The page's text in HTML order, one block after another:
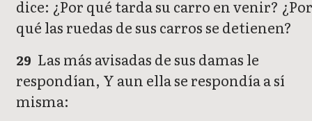
dice: ¿Por qué tarda su carro en venir? ¿Por
qué las ruedas de sus carros se detienen?
29 Las más avisadas de sus damas le
respondían, Y aun ella se respondía a sí
misma: